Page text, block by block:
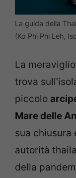
La guida della
(Ko Phi Phi Leh,
La
trova
piccolo
Mare delle
sua chiusura
autorità
della